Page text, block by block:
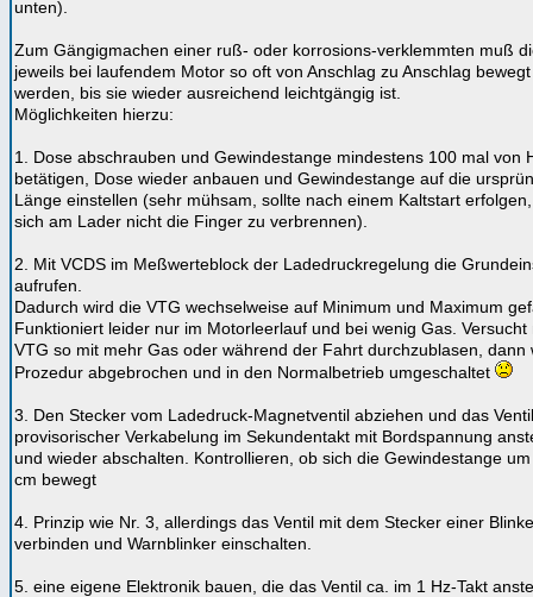
unten).
Zum Gängigmachen einer ruß- oder korrosions-verklemmten muß
jeweils bei laufendem Motor so oft von Anschlag zu Anschlag bewegt
werden, bis sie wieder ausreichend leichtgängig ist.
Möglichkeiten hierzu:
1. Dose abschrauben und Gewindestange mindestens 100 mal von
betätigen, Dose wieder anbauen und Gewindestange auf die
Länge einstellen (sehr mühsam, sollte nach einem Kaltstart
sich am Lader nicht die Finger zu verbrennen).
2. Mit VCDS im Meßwerteblock der Ladedruckregelung die
aufrufen.
Dadurch wird die VTG wechselweise auf Minimum und Maximum
Funktioniert leider nur im Motorleerlauf und bei wenig Gas. Versucht
VTG so mit mehr Gas oder während der Fahrt durchzublasen, dann
Prozedur abgebrochen und in den Normalbetrieb umgeschaltet
3. Den Stecker vom Ladedruck-Magnetventil abziehen und das
provisorischer Verkabelung im Sekundentakt mit Bordspannung
und wieder abschalten. Kontrollieren, ob sich die Gewindestange
cm bewegt
4. Prinzip wie Nr. 3, allerdings das Ventil mit dem Stecker einer
verbinden und Warnblinker einschalten.
5. eine eigene Elektronik bauen, die das Ventil ca. im 1 Hz-Takt